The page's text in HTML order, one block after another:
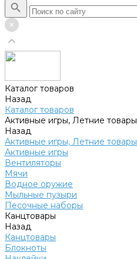
Каталог товаров
Назад
Каталог товаров
Активные игры, Летние товары
Назад
Активные игры, Летние товары
Активные игры
Вентиляторы
Мячи
Водное оружие
Мыльные пузыри
Песочные наборы
Канцтовары
Назад
Канцтовары
Блокноты